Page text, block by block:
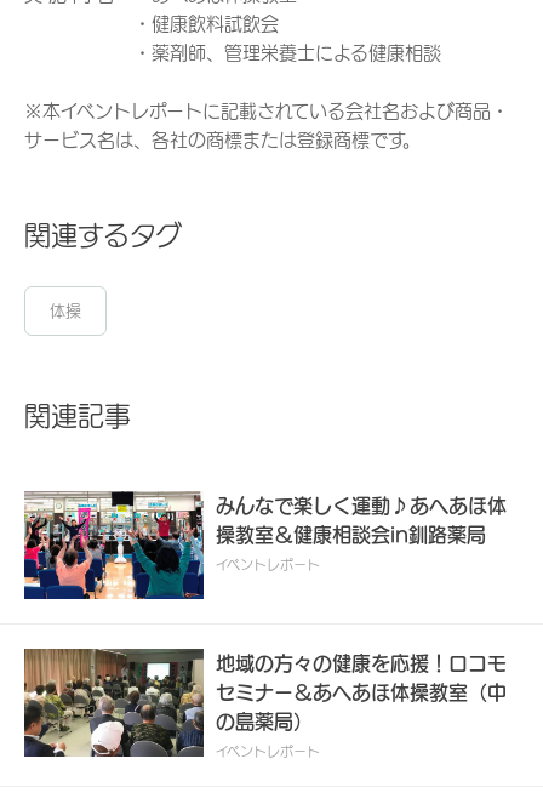
・健康飲料試飲会
・薬剤師、管理栄養士による健康相談
※本イベントレポートに記載されている会社名および商品・
サービス名は、各社の商標または登録商標です。
関連するタグ
体操
関連記事
みんなで楽しく運動♪あへあほ体
操教室＆健康相談会in釧路薬局
イベントレポート
地域の方々の健康を応援！ロコモ
セミナー＆あへあほ体操教室（中
の島薬局）
イベントレポート